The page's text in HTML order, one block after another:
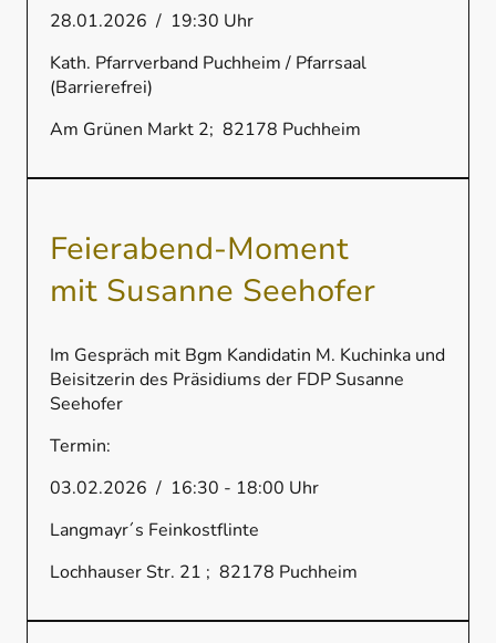
28.01.2026 / 19:30 Uhr
Kath. Pfarrverband Puchheim / Pfarrsaal
(Barrierefrei)
Am Grünen Markt 2; 82178 Puchheim
Feierabend-Moment
mit Susanne Seehofer
Im Gespräch mit Bgm Kandidatin M. Kuchinka und
Beisitzerin des Präsidiums der FDP Susanne
Seehofer
Termin:
03.02.2026 / 16:30 - 18:00 Uhr
Langmayr´s Feinkostflinte
Lochhauser Str. 21 ; 82178 Puchheim